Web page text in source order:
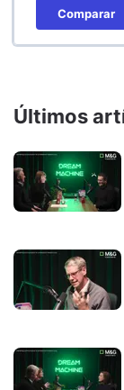
Comparar
Últimos